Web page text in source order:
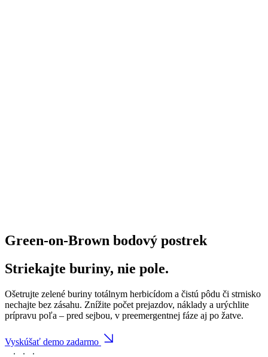
Green-on-Brown bodový postrek
Striekajte buriny, nie pole.
Ošetrujte zelené buriny totálnym herbicídom a čistú pôdu či strnisko
nechajte bez zásahu. Znížite počet prejazdov, náklady a urýchlite
prípravu poľa – pred sejbou, v preemergentnej fáze aj po žatve.
Vyskúšať demo zadarmo